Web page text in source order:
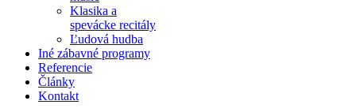
Klasika a
spevácke recitály
Ľudová hudba
Iné zábavné programy
Referencie
Články
Kontakt